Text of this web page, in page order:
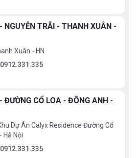
NGUYỄN TRÃI - THANH XUÂN -
Xuân - HN
0912.331.335
ĐƯỜNG CỔ LOA - ĐÔNG ANH -
Dự Án Calyx Residence Đường Cổ
Hà Nội
0912.331.335